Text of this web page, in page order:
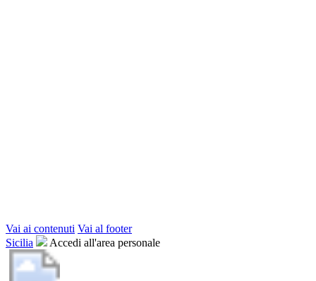
Vai ai contenuti Vai al footer
Sicilia
Accedi all'area personale